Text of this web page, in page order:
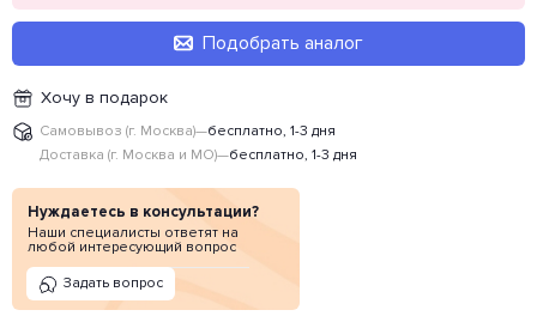
Подобрать аналог
Хочу в подарок
Самовывоз (г. Москва)—бесплатно, 1-3 дня
Доставка (г. Москва и МО)—бесплатно, 1-3 дня
Нуждаетесь в консультации?
Наши специалисты ответят на
любой интересующий вопрос
Задать вопрос